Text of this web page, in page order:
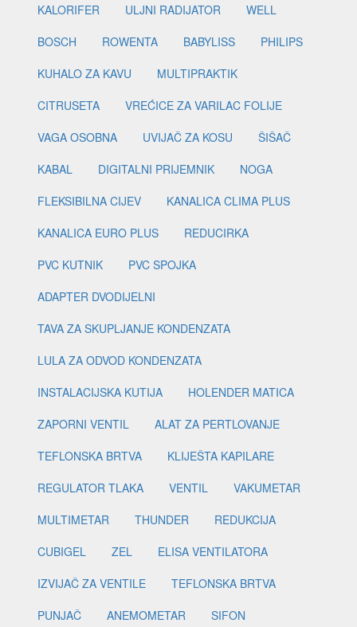
KALORIFER
ULJNI RADIJATOR
WELL
BOSCH
ROWENTA BABYLISS
PHILIPS
KUHALO ZA KAVU
MULTIPRAKTIK
CITRUSETA
VREĆICE ZA VARILAC FOLIJE
VAGA OSOBNA
UVIJAČ ZA KOSU
ŠIŠAČ
KABAL
DIGITALNI PRIJEMNIK
NOGA
FLEKSIBILNA CIJEV
KANALICA CLIMA PLUS
KANALICA EURO PLUS
REDUCIRKA
PVC KUTNIK
PVC SPOJKA
ADAPTER DVODIJELNI
TAVA ZA SKUPLJANJE KONDENZATA
LULA ZA ODVOD KONDENZATA
INSTALACIJSKA KUTIJA
HOLENDER MATICA
ZAPORNI VENTIL
ALAT ZA PERTLOVANJE
TEFLONSKA BRTVA
KLIJEŠTA KAPILARE
REGULATOR TLAKA
VENTIL
VAKUMETAR
MULTIMETAR
THUNDER
REDUKCIJA
CUBIGEL
ZEL
ELISA VENTILATORA
IZVIJAČ ZA VENTILE
TEFLONSKA BRTVA
PUNJAČ
ANEMOMETAR
SIFON